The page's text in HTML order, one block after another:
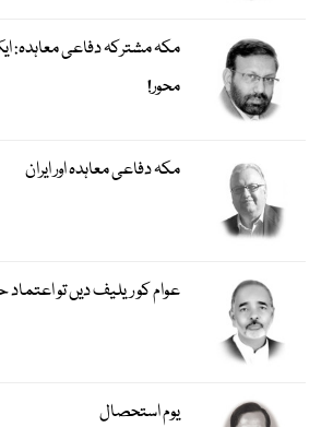
مکہ مشترکہ دفاعی معاہدہ:
محور!
مکہ دفاعی معاہدہ اور ایران
عوام کو ریلیف دیں تو
یوم استحصال